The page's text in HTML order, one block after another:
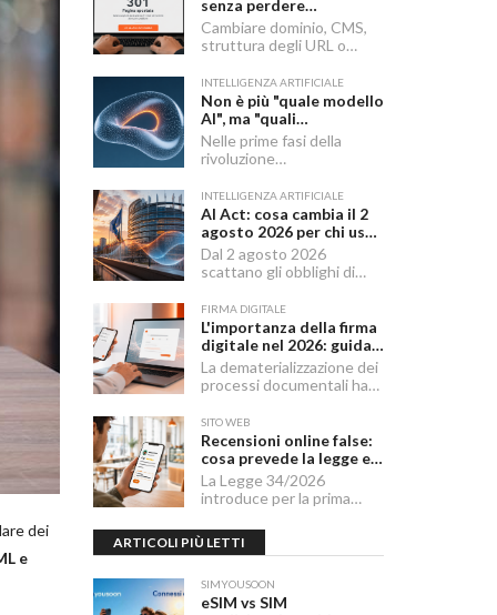
dei
e
senza perdere
posizionamento:
Redirect 301, URL e
Checklist SEO
Cambiare dominio, CMS,
struttura degli URL o
momenti in cui un sito
rischia di perdere visibilità
sui motori di ricerca.
INTELLIGENZA ARTIFICIALE
Non è più "quale modello
AI", ma "quali
fondamenta": dati,
infrastruttura,
Nelle prime fasi della
rivoluzione
Generativa, il dibattito
aziendale era dominato da
una singola domanda:
"Quale modello dobbiamo
usare?".
INTELLIGENZA ARTIFICIALE
AI Act: cosa cambia il 2
agosto 2026 per chi usa
o integra l'AI
Dal 2 agosto 2026
scattano gli obblighi di
mentre il "Digital
Omnibus" — in vigore dal
27 luglio 2026 — ha
rinviato quelli sui sistemi
ad alto rischio.
FIRMA DIGITALE
L'importanza della firma
digitale nel 2026: guida
completa per aziende e
professionisti
La dematerializzazione dei
processi documentali ha
un'infrastruttura di base
per imprese,
professionisti e cittadini.
SITO WEB
Recensioni online false:
cosa prevede la legge e
cosa possono fare le
imprese
La Legge 34/2026
introduce per la prima
organica contro le
recensioni online illecite,
ristorazione e del turismo.
ARTICOLI PIÙ LETTI
SIMYOUSOON
eSIM vs SIM